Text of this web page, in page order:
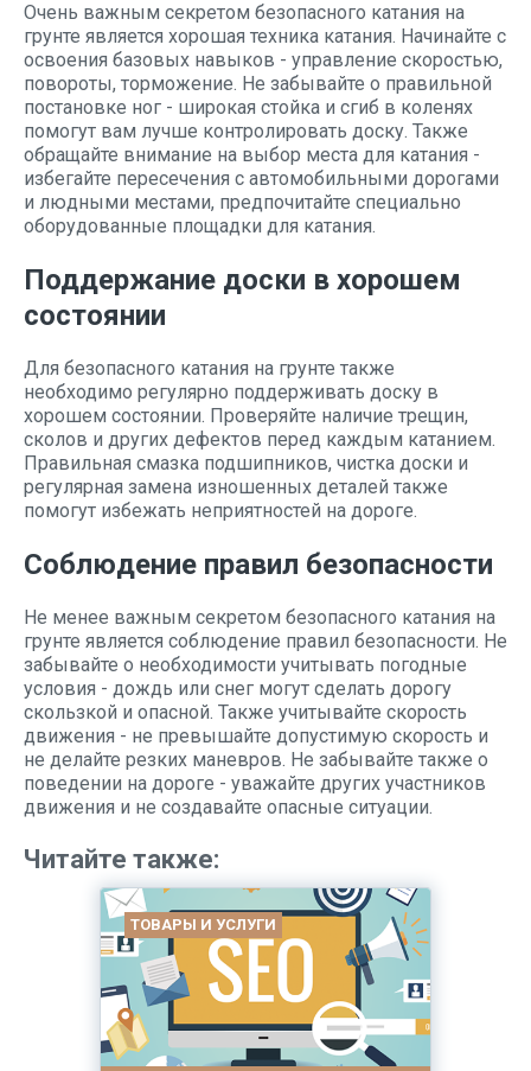
Очень важным секретом безопасного катания на
грунте является хорошая техника катания. Начинайте с
освоения базовых навыков - управление скоростью,
повороты, торможение. Не забывайте о правильной
постановке ног - широкая стойка и сгиб в коленях
помогут вам лучше контролировать доску. Также
обращайте внимание на выбор места для катания -
избегайте пересечения с автомобильными дорогами
и людными местами, предпочитайте специально
оборудованные площадки для катания.
Поддержание доски в хорошем
состоянии
Для безопасного катания на грунте также
необходимо регулярно поддерживать доску в
хорошем состоянии. Проверяйте наличие трещин,
сколов и других дефектов перед каждым катанием.
Правильная смазка подшипников, чистка доски и
регулярная замена изношенных деталей также
помогут избежать неприятностей на дороге.
Соблюдение правил безопасности
Не менее важным секретом безопасного катания на
грунте является соблюдение правил безопасности. Не
забывайте о необходимости учитывать погодные
условия - дождь или снег могут сделать дорогу
скользкой и опасной. Также учитывайте скорость
движения - не превышайте допустимую скорость и
не делайте резких маневров. Не забывайте также о
поведении на дороге - уважайте других участников
движения и не создавайте опасные ситуации.
Читайте также:
ТОВАРЫ И УСЛУГИ